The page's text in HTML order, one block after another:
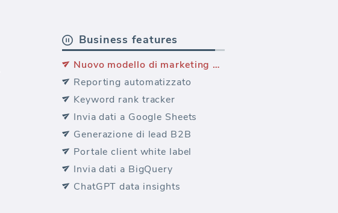
Business features
Nuovo modello di marketing — Twitter Metriche
Reporting automatizzato
Keyword rank tracker
Invia dati a Google Sheets
Generazione di lead B2B
Portale client white label
Invia dati a BigQuery
ChatGPT data insights